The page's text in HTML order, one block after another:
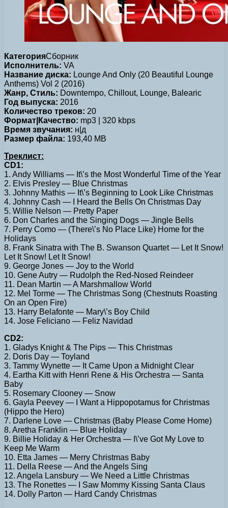
КатегорияСборник
Исполнитель: VA
Название диска: Lounge And Only (20 Beautiful Lounge
Anthems) Vol 2 (2016)
Жанр, Стиль: Downtempo, Chillout, Lounge, Balearic
Год выпуска: 2016
Количество треков: 20
Формат|Качество: mp3 | 320 kbps
Время звучания: н|д
Размер файла: 193,40 MB
Треклист:
CD1:
1. Andy Williams — It\’s the Most Wonderful Time of the Year
2. Elvis Presley — Blue Christmas
3. Johnny Mathis — It\’s Beginning to Look Like Christmas
4. Johnny Cash — I Heard the Bells On Christmas Day
5. Willie Nelson — Pretty Paper
6. Don Charles and the Singing Dogs — Jingle Bells
7. Perry Como — (There\’s No Place Like) Home for the
Holidays
8. Frank Sinatra with The B. Swanson Quartet — Let It Snow!
Let It Snow! Let It Snow!
9. George Jones — Joy to the World
10. Gene Autry — Rudolph the Red-Nosed Reindeer
11. Dean Martin — A Marshmallow World
12. Mel Torme — The Christmas Song (Chestnuts Roasting
On an Open Fire)
13. Harry Belafonte — Mary\’s Boy Child
14. Jose Feliciano — Feliz Navidad
CD2:
1. Gladys Knight & The Pips — This Christmas
2. Doris Day — Toyland
3. Tammy Wynette — It Came Upon a Midnight Clear
4. Eartha Kitt with Henri Rene & His Orchestra — Santa
Baby
5. Rosemary Clooney — Snow
6. Gayla Peevey — I Want a Hippopotamus for Christmas
(Hippo the Hero)
7. Darlene Love — Christmas (Baby Please Come Home)
8. Aretha Franklin — Blue Holiday
9. Billie Holiday & Her Orchestra — I\’ve Got My Love to
Keep Me Warm
10. Etta James — Merry Christmas Baby
11. Della Reese — And the Angels Sing
12. Angela Lansbury — We Need a Little Christmas
13. The Ronettes — I Saw Mommy Kissing Santa Claus
14. Dolly Parton — Hard Candy Christmas